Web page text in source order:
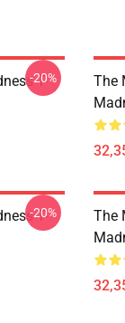
T-
-20%
The
T-
-20%
The